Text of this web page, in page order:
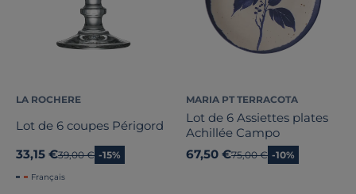
LA ROCHERE
Lot de 6 coupes Périgord
33,15 €Ancien prix
39,00 € -15%
Français
MARIA PT TERRACOTA
Lot de 6 Assiettes plates
Achillée Campo
67,50 €Ancien prix
75,00 € -10%